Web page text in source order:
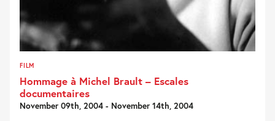
FILM
Hommage à Michel Brault – Escales
documentaires
November 09th, 2004 - November 14th, 2004